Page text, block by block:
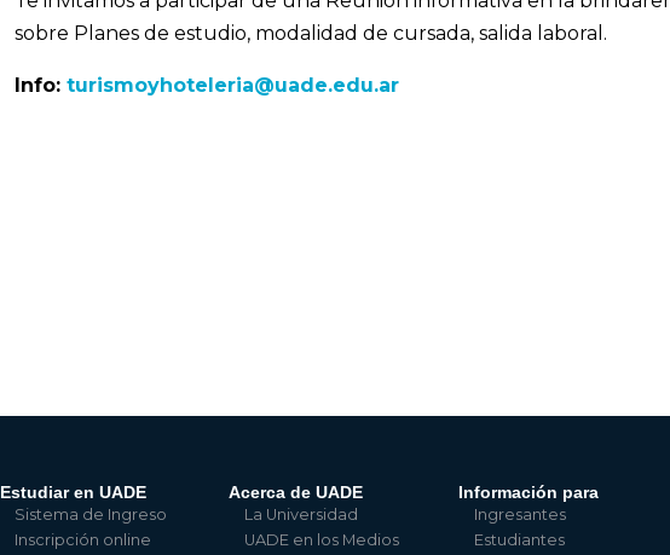
sobre Planes de estudio, modalidad de cursada, salida laboral.
Info: turismoyhoteleria@uade.edu.ar
Estudiar en UADE
Sistema de Ingreso
Inscripción online
Acerca de UADE
La Universidad
UADE en los Medios
Información para
Ingresantes
Estudiantes